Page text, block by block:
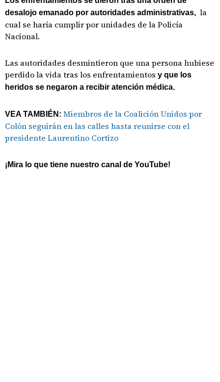
desalojo emanado por autoridades administrativas, la
cual se haría cumplir por unidades de la Policía
Nacional.
Las autoridades desmintieron que una persona hubiese
perdido la vida tras los enfrentamientos y que los
heridos se negaron a recibir atención médica.
VEA TAMBIÉN: Miembros de la Coalición Unidos por
Colón seguirán en las calles hasta reunirse con el
presidente Laurentino Cortizo
¡Mira lo que tiene nuestro canal de YouTube!